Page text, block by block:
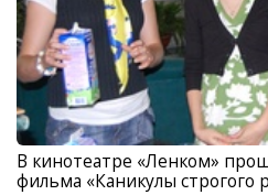
В кинотеатре «Ленком»
фильма «Каникулы строгого